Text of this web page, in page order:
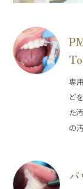
専
ど
た
の
パ